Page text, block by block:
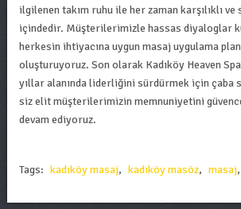
ilgilenen takım ruhu ile her zaman karşılıklı
içindedir. Müşterilerimizle hassas diyaloglar
herkesin ihtiyacına uygun masaj uygulama
oluşturuyoruz. Son olarak Kadıköy Heaven Spa
yıllar alanında liderliğini sürdürmek için çaba
siz elit müşterilerimizin memnuniyetini
devam ediyoruz.
Tags: kadıköy masaj, kadıköy masöz, masaj,